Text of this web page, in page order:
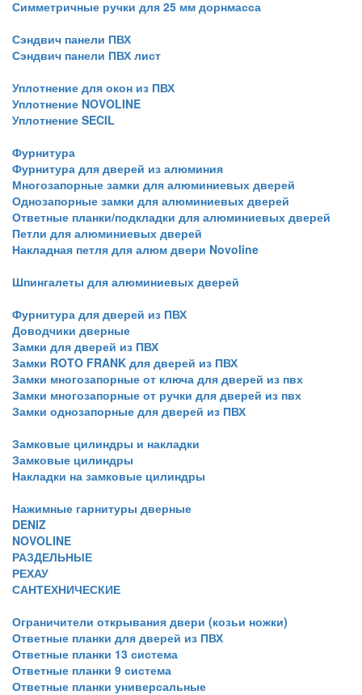
Симметричные ручки для 25 мм дорнмасса
Сэндвич панели ПВХ
Сэндвич панели ПВХ лист
Уплотнение для окон из ПВХ
Уплотнение NOVOLINE
Уплотнение SECIL
Фурнитура
Фурнитура для дверей из алюминия
Многозапорные замки для алюминиевых дверей
Однозапорные замки для алюминиевых дверей
Ответные планки/подкладки для алюминиевых дверей
Петли для алюминиевых дверей
Накладная петля для алюм двери Novoline
Шпингалеты для алюминиевых дверей
Фурнитура для дверей из ПВХ
Доводчики дверные
Замки для дверей из ПВХ
Замки ROTO FRANK для дверей из ПВХ
Замки многозапорные от ключа для дверей из пвх
Замки многозапорные от ручки для дверей из пвх
Замки однозапорные для дверей из ПВХ
Замковые цилиндры и накладки
Замковые цилиндры
Накладки на замковые цилиндры
Нажимные гарнитуры дверные
DENIZ
NOVOLINE
РАЗДЕЛЬНЫЕ
РЕХАУ
САНТЕХНИЧЕСКИЕ
Ограничители открывания двери (козьи ножки)
Ответные планки для дверей из ПВХ
Ответные планки 13 система
Ответные планки 9 система
Ответные планки универсальные